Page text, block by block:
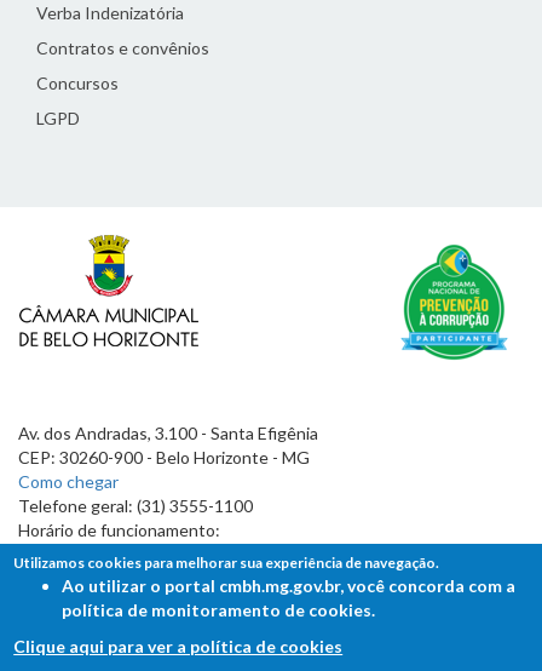
Verba Indenizatória
Contratos e convênios
Concursos
LGPD
Av. dos Andradas, 3.100 - Santa Efigênia
CEP: 30260-900 - Belo Horizonte - MG
Como chegar
Telefone geral: (31) 3555-1100
Horário de funcionamento:
7h às 19h
Utilizamos cookies para melhorar sua experiência de navegação.
Ao utilizar o portal cmbh.mg.gov.br, você concorda com a
política de monitoramento de cookies.
Clique aqui para ver a política de cookies